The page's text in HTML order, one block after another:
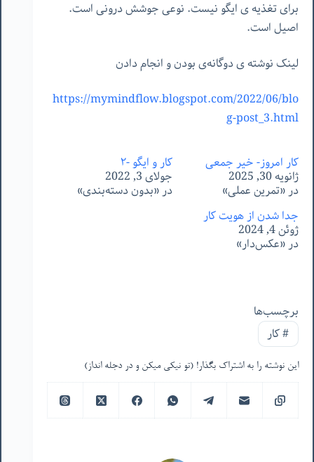
برای تغذیه ‌ی ایگو نیست. نوعی جوشش درونی است.
اصیل است.
لینک نوشته ی دوگانه‌ی بودن و انجام دادن
https://mymindflow.blogspot.com/2022/06/blo
g-post_3.html
کار امروز- خیر جمعی
ژانویه 30, 2025
در «تمرین عملی»
کار و ایگو -٢
جولای 3, 2022
در «بدون دسته‌بندی»
جدا شدن از هویت کار
ژوئن 4, 2024
در «عکس‌دار»
برچسب‌ها
#کار
این نوشته را به اشتراک بگذار! (تو نیکی میکن و در دجله انداز)